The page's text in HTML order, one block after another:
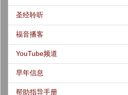
圣经聆听
福音播客
YouTube频道
早年信息
帮助指导手册